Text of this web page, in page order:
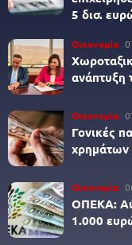
5 δισ.
Οικονομία
ανάπτυξη
Οικονομία
Γονικές
χρημάτων
Οικονομία
ΟΠΕΚΑ:
1.000